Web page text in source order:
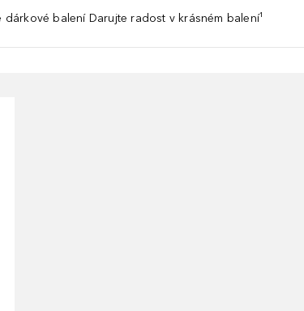
dárkové balení Darujte radost v krásném balení¹